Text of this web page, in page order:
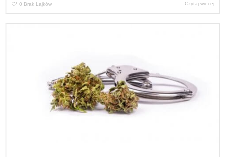
0 Brak Lajków Czytaj więcej